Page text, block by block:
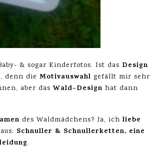
& sogar Kinderfotos. Ist das Design
denn die Motivauswahl gefällt mir sehr
aber das Wald-Design hat dann
des Waldmädchens? Ja, ich liebe
Schnuller & Schnullerketten, eine
.